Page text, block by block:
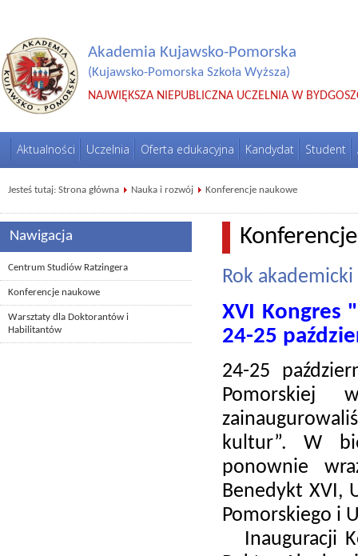
Akademia Kujawsko-Pomorska
(Kujawsko-Pomorska Szkoła Wyższa)
NAJWIĘKSZA NIEPUBLICZNA UCZELNIA W
Aktualności Uczelnia Oferta edukacyjna Kandydat Student
Jesteś tutaj: Strona główna Nauka i rozwój Konferencje naukowe
Nawigacja
Centrum Studiów Ratzingera
Konferencje naukowe
Warsztaty dla Doktorantów i
Habilitantów
Rok
XVI Kongres
24-25
24-25
Pomorskiej
kultur”. W
ponownie
Benedykt XVI,
Pomorskiego i
Inauguracji